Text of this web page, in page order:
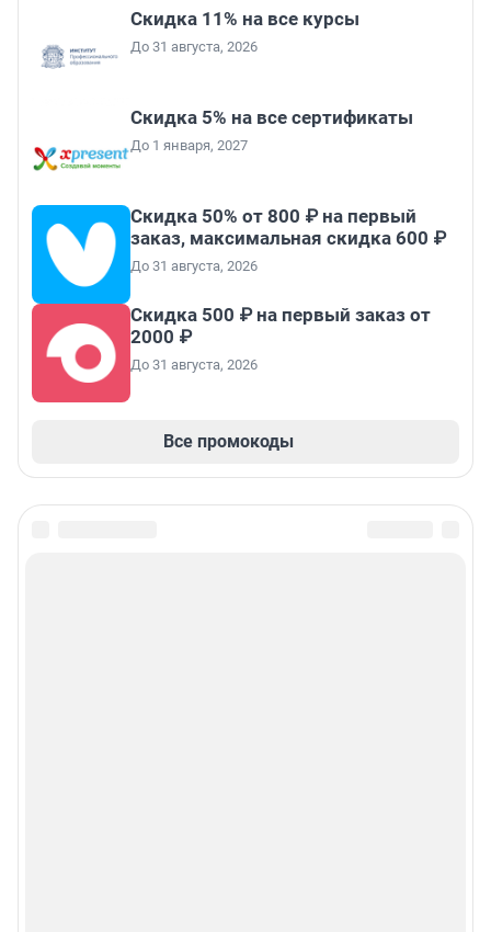
Скидка 11% на все курсы
До 31 августа, 2026
Скидка 5% на все сертификаты
До 1 января, 2027
Скидка 50% от 800 ₽ на первый
заказ, максимальная скидка 600 ₽
До 31 августа, 2026
Скидка 500 ₽ на первый заказ от
2000 ₽
До 31 августа, 2026
Все промокоды